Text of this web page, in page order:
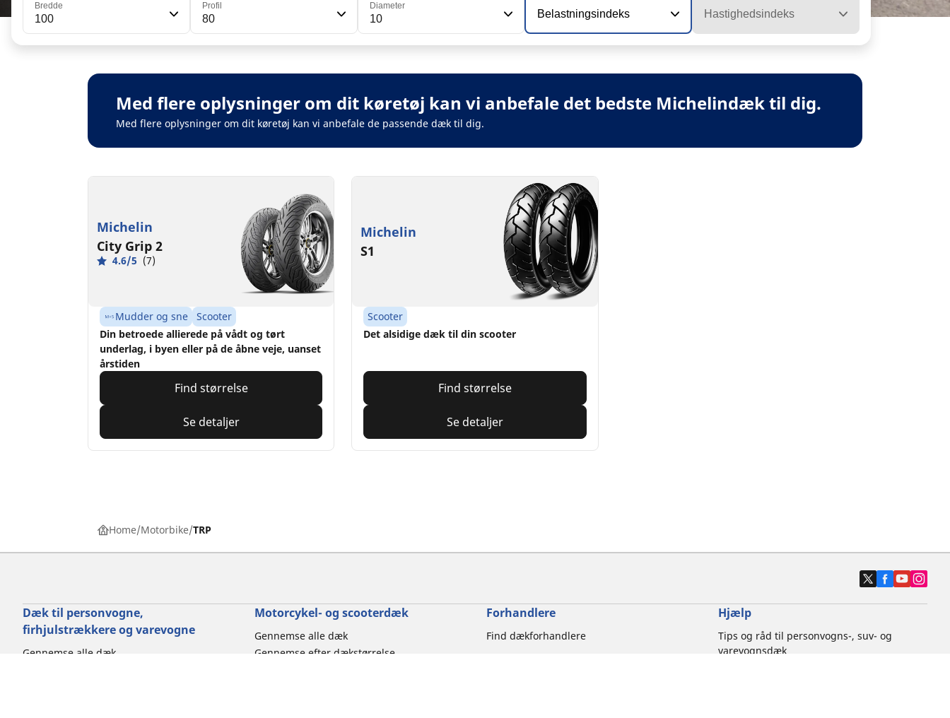
Bredde
100
Profil
80
Diameter
10 Belastningsindeks Hastighedsindeks
Med flere oplysninger om dit køretøj kan vi anbefale det bedste Michelindæk til dig.
Med flere oplysninger om dit køretøj kan vi anbefale de passende dæk til dig.
Michelin
City Grip 2
4.6/5 (7)
Mudder og sne
Scooter
Din betroede allierede på vådt og tørt
underlag, i byen eller på de åbne veje, uanset
årstiden
Find størrelse
Se detaljer
Michelin
S1
Scooter
Det alsidige dæk til din scooter
Find størrelse
Se detaljer
Home Motorbike TRP
Dæk til personvogne,
firhjulstrækkere og varevogne
Gennemse alle dæk
Motorcykel- og scooterdæk
Gennemse alle dæk
Gennemse efter dækstørrelse
Forhandlere
Find dækforhandlere
Hjælp
Tips og råd til personvogns-, suv- og
varevognsdæk